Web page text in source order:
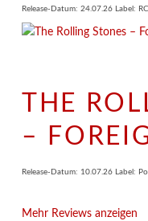
Release-Datum: 24.07.26 Label:
THE
–
Release-Datum: 10.07.26 Label:
Mehr Reviews anzeigen